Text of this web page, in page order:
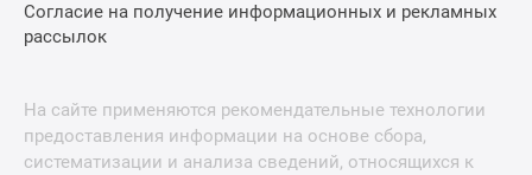
Согласие на получение информационных и рекламных
рассылок
На сайте применяются рекомендательные технологии
предоставления информации на основе сбора,
систематизации и анализа сведений, относящихся к